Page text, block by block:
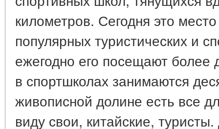
километров. Сегодня это
популярных туристических и
ежегодно его посещают более
в спортшколах занимаются
живописной долине есть все
виду свои, китайские,